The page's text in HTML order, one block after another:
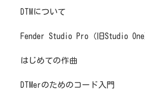
DTMについて
Fender Studio Pro（旧Studio
はじめての作曲
DTMerのためのコード入門